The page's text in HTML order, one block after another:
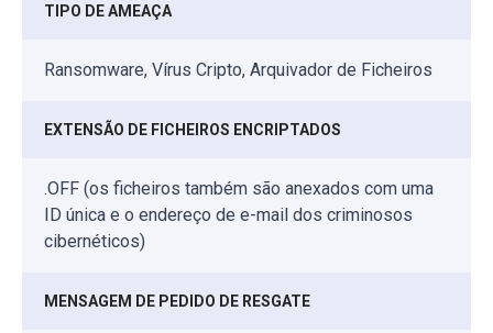
TIPO DE AMEAÇA
Ransomware, Vírus Cripto, Arquivador de Ficheiros
EXTENSÃO DE FICHEIROS ENCRIPTADOS
.OFF (os ficheiros também são anexados com uma
ID única e o endereço de e-mail dos criminosos
cibernéticos)
MENSAGEM DE PEDIDO DE RESGATE